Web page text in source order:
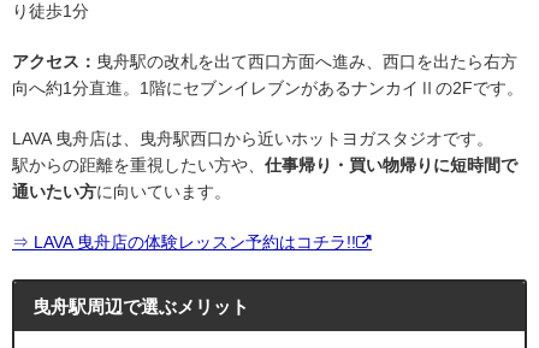
り徒歩1分
アクセス： 曳舟駅の改札を出て西口方面へ進み、西口を出たら右方
向へ約1分直進。1階にセブンイレブンがあるナンカイⅡの2Fです。
LAVA 曳舟店は、曳舟駅西口から近いホットヨガスタジオです。
駅からの距離を重視したい方や、 仕事帰り・買い物帰りに短時間で
通いたい方に向いています。
⇒ LAVA 曳舟店の体験レッスン予約はコチラ!!
曳舟駅周辺で選ぶメリット